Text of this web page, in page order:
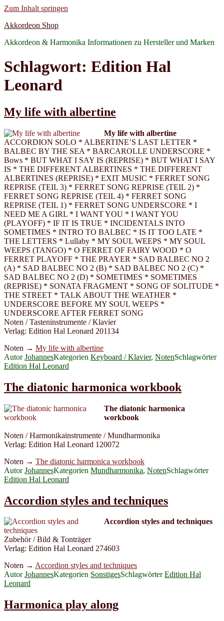
Zum Inhalt springen
Akkordeon Shop
Akkordeon & Harmonika Informationen zu Hersteller und Marken
Schlagwort: Edition Hal
Leonard
My life with albertine
My life with albertine
ACCORDION SOLO * ALBERTINE’S LAST LETTER *
BALBEC BY THE SEA * BARCAROLLE UNDERSCORE *
Bows * BUT WHAT I SAY IS (REPRISE) * BUT WHAT I SAY
IS * THE DIFFERENT ALBERTINES * THE DIFFERENT
ALBERTINES (REPRISE) * EXIT MUSIC * FERRET SONG
REPRISE (TEIL 3) * FERRET SONG REPRISE (TEIL 2) *
FERRET SONG REPRISE (TEIL 4) * FERRET SONG
REPRISE (TEIL 1) * FERRET SONG UNDERSCORE * I
NEED ME A GIRL * I WANT YOU * I WANT YOU
(PLAYOFF) * IF IT IS TRUE * INCIDENTALS INTO
SOMETIMES * INTRO TO BALBEC * IS IT TOO LATE *
THE LETTERS * Lullaby * MY SOUL WEEPS * MY SOUL
WEEPS (TANGO) * O FERRET OF FAIRY WOOD * O
FERRET PLAYOFF * THE PRAYER * SAD BALBEC NO 2
(A) * SAD BALBEC NO 2 (B) * SAD BALBEC NO 2 (C) *
SAD BALBEC NO 2 (D) * SOMETIMES * SOMETIMES
(REPRISE) * SONATA FRAGMENT * SONG OF SOLITUDE *
THE STREET * TALK ABOUT THE WEATHER *
UNDERSCORE BEFORE MY SOUL WEEPS *
UNDERSCORE AFTER FERRET SONG
Noten / Tasteninstrumente / Klavier
Verlag: Edition Hal Leonard 201134
Noten → My life with albertine
AutorJohannesKategorien Keyboard / Klavier, NotenSchlagwörter
Edition Hal Leonard
The diatonic harmonica workbook
The diatonic harmonica
workbook
Noten / Harmonikainstrumente / Mundharmonika
Verlag: Edition Hal Leonard 120072
Noten → The diatonic harmonica workbook
AutorJohannesKategorien Mundharmonika, NotenSchlagwörter
Edition Hal Leonard
Accordion styles and techniques
Accordion styles and techniques
Zubehör / Bild & Tonträger
Verlag: Edition Hal Leonard 274603
Noten → Accordion styles and techniques
AutorJohannesKategorien SonstigesSchlagwörterEdition Hal
Leonard
Harmonica play along